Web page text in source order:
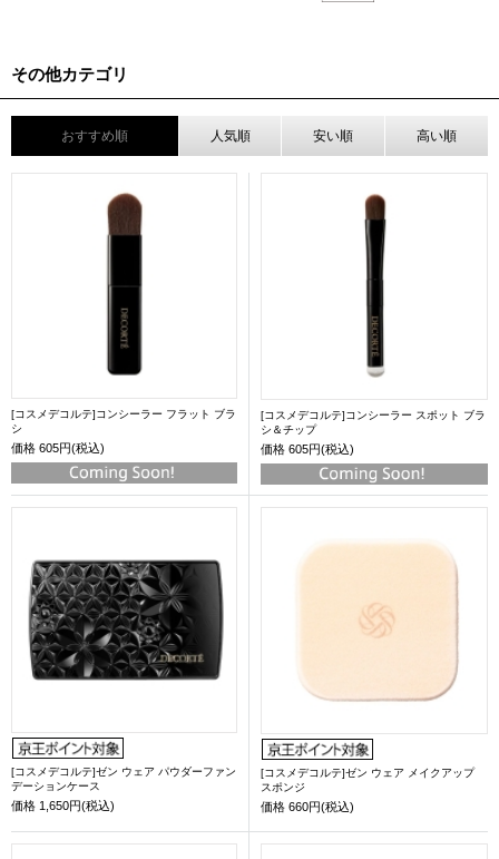
その他カテゴリ
おすすめ順 人気順 安い順 高い順
[コスメデコルテ]コンシーラー フラット ブラ
シ
価格 605円(税込)
[コスメデコルテ]コンシーラー スポット ブラ
シ＆チップ
価格 605円(税込)
[コスメデコルテ]ゼン ウェア パウダーファン
デーションケース
価格 1,650円(税込)
[コスメデコルテ]ゼン ウェア メイクアップ
スポンジ
価格 660円(税込)